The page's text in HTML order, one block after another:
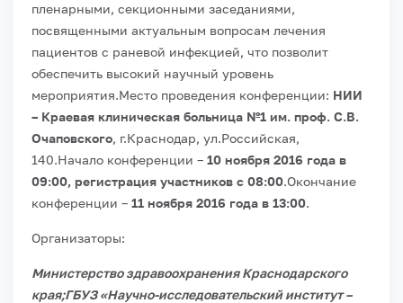
пленарными, секционными заседаниями,
посвященными актуальным вопросам лечения
пациентов с раневой инфекцией, что позволит
обеспечить высокий научный уровень
мероприятия.Место проведения конференции: НИИ
– Краевая клиническая больница №1 им. проф. С.В.
Очаповского, г.Краснодар, ул.Российская,
140.Начало конференции – 10 ноября 2016 года в
09:00, регистрация участников с 08:00.Окончание
конференции – 11 ноября 2016 года в 13:00.
Организаторы:
Министерство здравоохранения Краснодарского
края;ГБУЗ «Научно-исследовательский институт –